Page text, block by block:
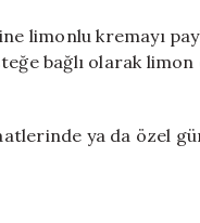
limonlu kremayı
bağlı olarak
ya da özel